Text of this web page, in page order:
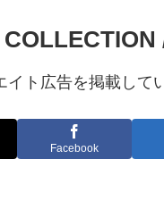
ト広告を掲載して
Facebook